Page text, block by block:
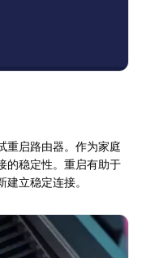
重启路由器。作为家庭
的稳定性。重启有助于
立稳定连接。